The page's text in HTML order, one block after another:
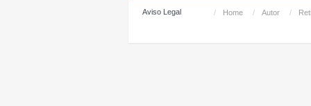
Aviso Legal / Home / Autor /